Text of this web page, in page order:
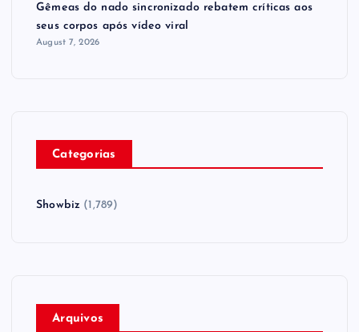
Gêmeas do nado sincronizado rebatem críticas ​a​os
seus corpos após vídeo viral
August 7, 2026
Categorias
Showbiz (1,789)
Arquivos